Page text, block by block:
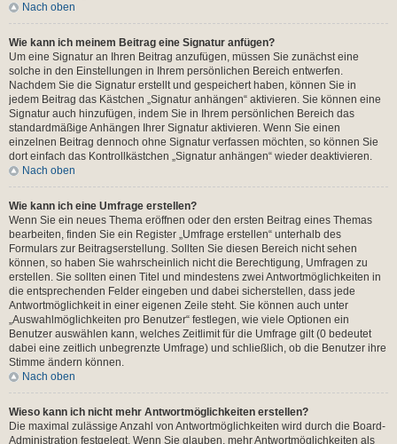
Nach oben
Wie kann ich meinem Beitrag eine Signatur anfügen?
Um eine Signatur an Ihren Beitrag anzufügen, müssen Sie zunächst eine
solche in den Einstellungen in Ihrem persönlichen Bereich entwerfen.
Nachdem Sie die Signatur erstellt und gespeichert haben, können Sie in
jedem Beitrag das Kästchen „Signatur anhängen“ aktivieren. Sie können eine
Signatur auch hinzufügen, indem Sie in Ihrem persönlichen Bereich das
standardmäßige Anhängen Ihrer Signatur aktivieren. Wenn Sie einen
einzelnen Beitrag dennoch ohne Signatur verfassen möchten, so können Sie
dort einfach das Kontrollkästchen „Signatur anhängen“ wieder deaktivieren.
Nach oben
Wie kann ich eine Umfrage erstellen?
Wenn Sie ein neues Thema eröffnen oder den ersten Beitrag eines Themas
bearbeiten, finden Sie ein Register „Umfrage erstellen“ unterhalb des
Formulars zur Beitragserstellung. Sollten Sie diesen Bereich nicht sehen
können, so haben Sie wahrscheinlich nicht die Berechtigung, Umfragen zu
erstellen. Sie sollten einen Titel und mindestens zwei Antwortmöglichkeiten in
die entsprechenden Felder eingeben und dabei sicherstellen, dass jede
Antwortmöglichkeit in einer eigenen Zeile steht. Sie können auch unter
„Auswahlmöglichkeiten pro Benutzer“ festlegen, wie viele Optionen ein
Benutzer auswählen kann, welches Zeitlimit für die Umfrage gilt (0 bedeutet
dabei eine zeitlich unbegrenzte Umfrage) und schließlich, ob die Benutzer ihre
Stimme ändern können.
Nach oben
Wieso kann ich nicht mehr Antwortmöglichkeiten erstellen?
Die maximal zulässige Anzahl von Antwortmöglichkeiten wird durch die Board-
Administration festgelegt. Wenn Sie glauben, mehr Antwortmöglichkeiten als